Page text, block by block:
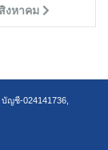
สิงหาคม
บัญชี-024141736,